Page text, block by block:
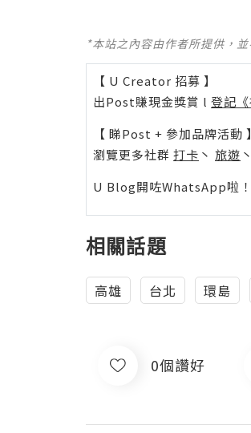
*本站之內容由作者所提供，
【 U Creator 招募 】
出Post賺現金獎賞 l 登記
【 睇Post + 參加品牌活動
瀏覽更多社群 打卡 丶 旅遊
U Blog開咗WhatsApp啦
相關話題
高雄 台北 環島
0個讚好